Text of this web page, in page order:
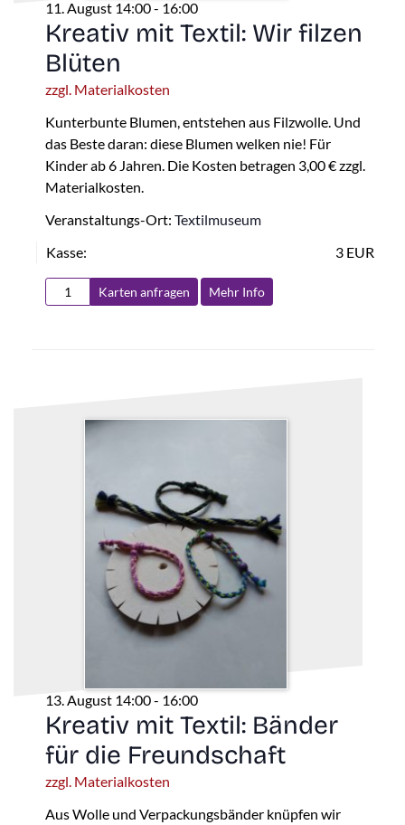
11. August 14:00- 16:00
Kreativ mit Textil: Wir filzen
Blüten
zzgl. Materialkosten
Kunterbunte Blumen, entstehen aus Filzwolle. Und
das Beste daran: diese Blumen welken nie! Für
Kinder ab 6 Jahren. Die Kosten betragen 3,00 € zzgl.
Materialkosten.
Veranstaltungs-Ort: Textilmuseum
Kasse:
3 EUR
Karten anfragen Mehr Info
13. August 14:00- 16:00
Kreativ mit Textil: Bänder
für die Freundschaft
zzgl. Materialkosten
Aus Wolle und Verpackungsbänder knüpfen wir